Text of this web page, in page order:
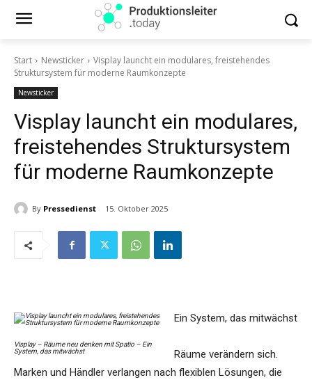
Start Newsticker
Visplay launcht ein modulares, freistehendes
Struktursystem für moderne Raumkonzepte
Newsticker
Visplay launcht ein modulares,
freistehendes Struktursystem
für moderne Raumkonzepte
By Pressedienst 15. Oktober 2025
Visplay – Räume neu denken mit Spatio – Ein
System, das mitwächst
Ein System, das mitwächst
Räume verändern sich.
Marken und Händler verlangen nach flexiblen Lösungen, die